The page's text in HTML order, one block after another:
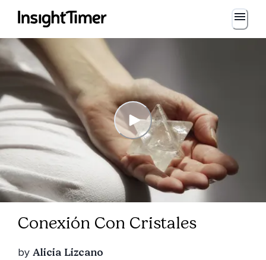
Conexión Con Cristales
by Alicia Lizcano